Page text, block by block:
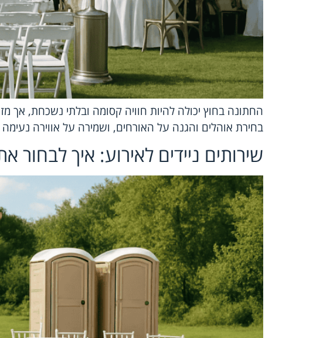
החתונה בחוץ יכולה להיות חוויה קסומה ובלתי נשכחת, אך
בחירת אוהלים והגנה על האורחים, ושמירה על אווירה
שירותים ניידים לאירוע: איך